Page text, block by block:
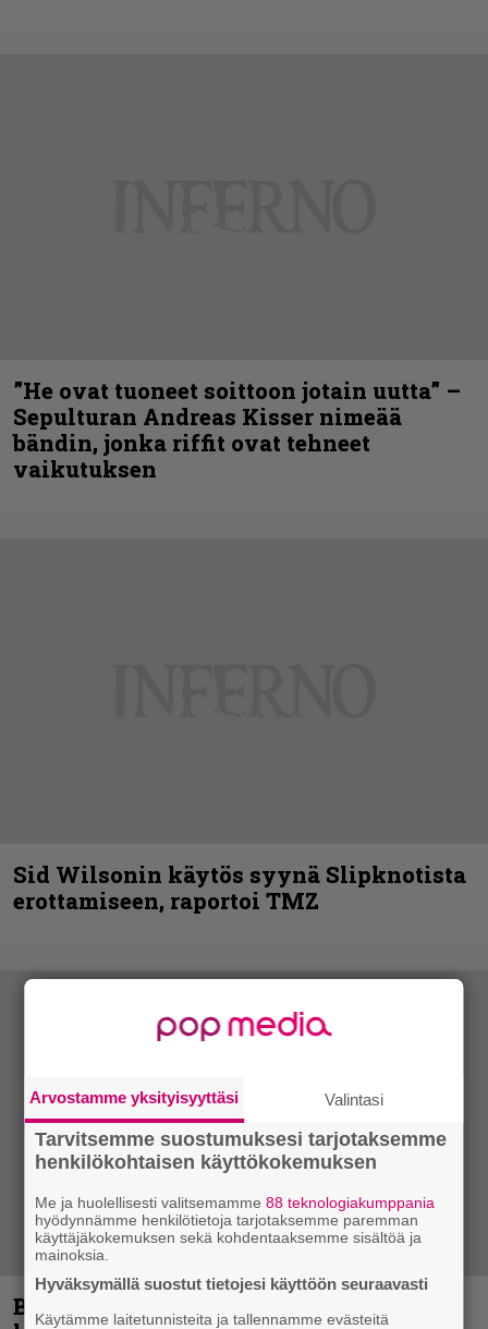
”He ovat tuoneet soittoon jotain uutta” –
Sepulturan Andreas Kisser nimeää
bändin, jonka riffit ovat tehneet
vaikutuksen
Sid Wilsonin käytös syynä Slipknotista
erottamiseen, raportoi TMZ
Blind Channel aktivoituu jälleen uuden
Arvostamme yksityisyyttäsi Valintasi
Tarvitsemme suostumuksesi tarjotaksemme
henkilökohtaisen käyttökokemuksen
Me ja huolellisesti valitsemamme88 teknologiakumppania
hyödynnämme henkilötietoja tarjotaksemme paremman
käyttäjäkokemuksen sekä kohdentaaksemme sisältöä ja
mainoksia.
Hyväksymällä suostut tietojesi käyttöön seuraavasti
Käytämme laitetunnisteita ja tallennamme evästeitä